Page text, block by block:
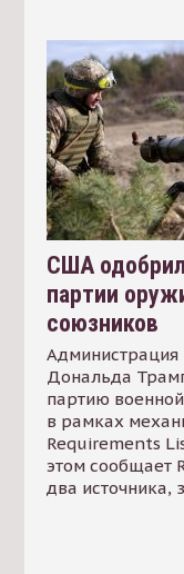
США
партии
союзников
Дональда
партию
в рамках
Requirements
этом сообщает
два источника,